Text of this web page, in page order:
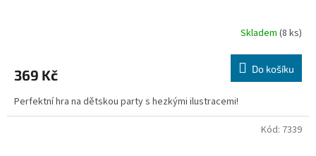
Skladem (8 ks)
369 Kč Do košíku
Perfektní hra na dětskou party s hezkými ilustracemi!
Kód: 7339